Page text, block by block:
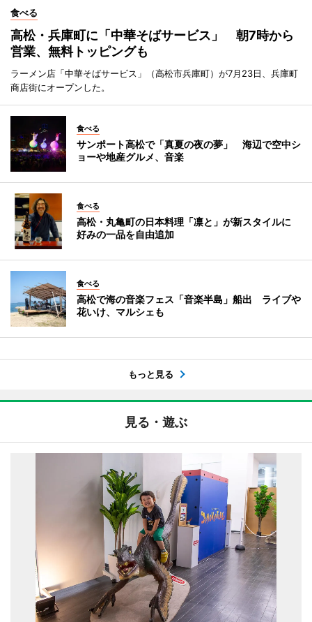
食べる
高松・兵庫町に「中華そばサービス」 朝7時から
営業、無料トッピングも
ラーメン店「中華そばサービス」（高松市兵庫町）が7月23日、兵庫町
商店街にオープンした。
食べる
サンポート高松で「真夏の夜の夢」 海辺で空中シ
ョーや地産グルメ、音楽
食べる
高松・丸亀町の日本料理「凛と」が新スタイルに
好みの一品を自由追加
食べる
高松で海の音楽フェス「音楽半島」船出 ライブや
花いけ、マルシェも
もっと見る
見る・遊ぶ